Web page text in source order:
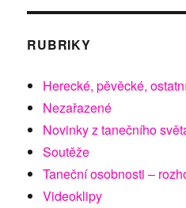
RUBRIKY
Herecké, pěvěcké,
Nezařazené
Novinky z tanečního
Soutěže
Taneční osobnosti –
Videoklipy